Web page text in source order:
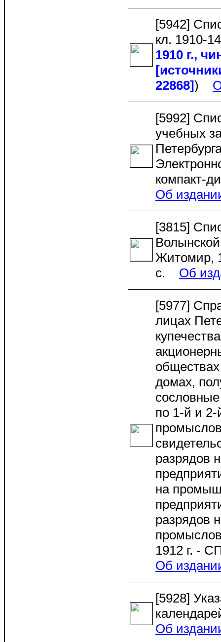
[5942]
кл. 1910-
1910 г.,
22868])
[5992]
учебных
компакт-
Об
[3815]
Житомир,
c. Об
[5977]
лицах
домах,
по 1-й и
разрядов
на
разрядов
1912 г. -
Об
[5928]
Об